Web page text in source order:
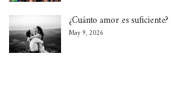
¿Cuánto amor es
May 9, 2026